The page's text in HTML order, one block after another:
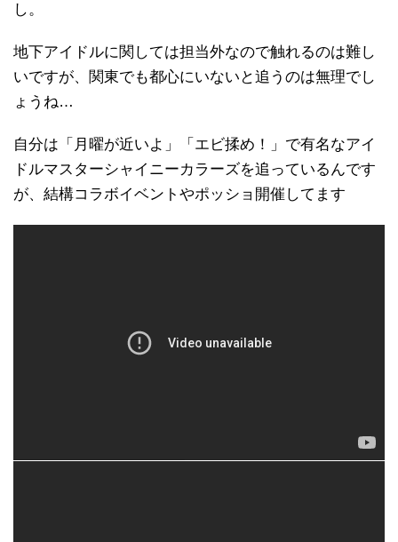
し。
地下アイドルに関しては担当外なので触れるのは難し
いですが、関東でも都心にいないと追うのは無理でし
ょうね…
自分は「月曜が近いよ」「エビ揉め！」で有名なアイ
ドルマスターシャイニーカラーズを追っているんです
が、結構コラボイベントやポッショ開催してます